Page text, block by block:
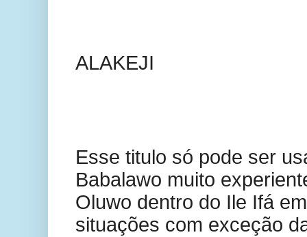
ALAKEJI
Esse titulo só pode ser
Babalawo muito
Oluwo dentro do Ile Ifá
situações com exceção